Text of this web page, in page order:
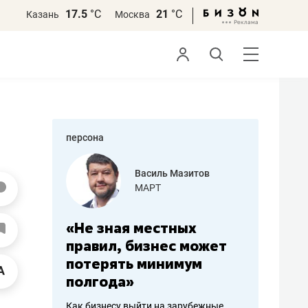
Казань 17.5 °С Москва 21 °С
персона
работа
Василь Мазитов
МАРТ
«Не зная местных
правил, бизнес может
потерять минимум
полгода»